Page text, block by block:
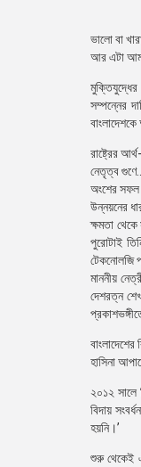
ভালো বা
আর এটা
সম্পন্নের
রাষ্ট্রের
নেতৃত্ব
অংশের সফল
উন্নয়নের
ক্ষমতা থেকে
পুরোটাই
টেকনোলজি
মাননীয়
দেশরত্ন
হাসিনা
২০১২ সালে
বিদায়
হয়নি।’
শুরু থেকেই